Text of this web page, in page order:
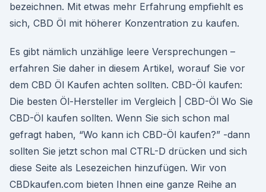
bezeichnen. Mit etwas mehr Erfahrung empfiehlt es
sich, CBD Öl mit höherer Konzentration zu kaufen.
Es gibt nämlich unzählige leere Versprechungen –
erfahren Sie daher in diesem Artikel, worauf Sie vor
dem CBD Öl Kaufen achten sollten. CBD-Öl kaufen:
Die besten Öl-Hersteller im Vergleich | CBD-Öl Wo Sie
CBD-Öl kaufen sollten. Wenn Sie sich schon mal
gefragt haben, “Wo kann ich CBD-Öl kaufen?” -dann
sollten Sie jetzt schon mal CTRL-D drücken und sich
diese Seite als Lesezeichen hinzufügen. Wir von
CBDkaufen.com bieten Ihnen eine ganze Reihe an